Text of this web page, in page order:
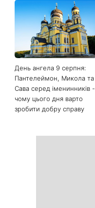
День ангела 9 серпня:
Пантелеймон, Микола та
Сава серед іменинників -
чому цього дня варто
зробити добру справу